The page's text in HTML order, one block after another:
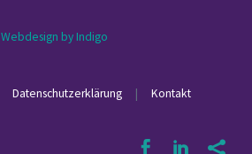
Webdesign by Indigo
Datenschutzerklärung | Kontakt